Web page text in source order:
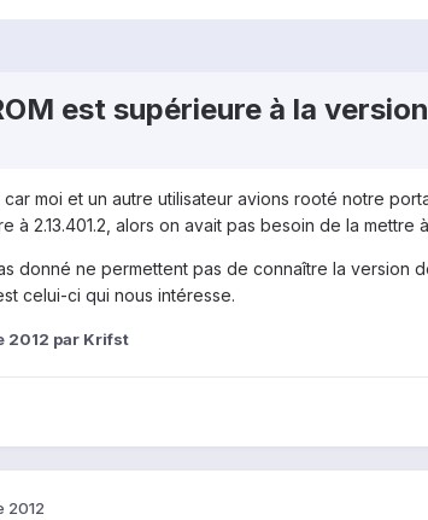
est supérieure à la version
moi et un autre utilisateur avions rooté notre
à 2.13.401.2, alors on avait pas besoin de la mettre
donné ne permettent pas de connaître la version
celui-ci qui nous intéresse.
2012 par Krifst
2012